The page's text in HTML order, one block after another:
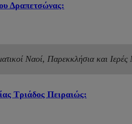
Δραπετσώνας:
Ναοί, Παρεκκλήσια και Ιερές
Τριάδος Πειραιώς: